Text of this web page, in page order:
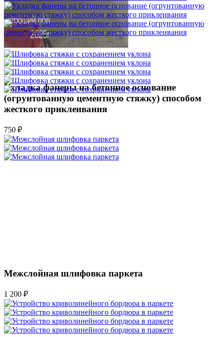
Укладка фанеры на бетонное основание
(огрунтованную цементную стяжку) способом
жесткого приклеивания
750 ₽
Межслойная шлифовка паркета
1 200 ₽